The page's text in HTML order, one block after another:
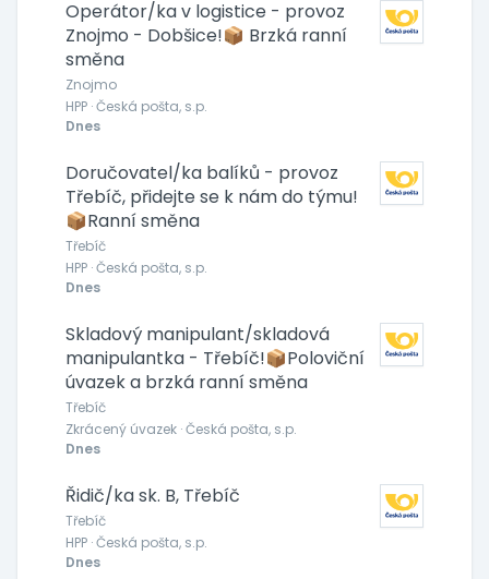
Operátor/ka v logistice - provoz
Znojmo - Dobšice!📦 Brzká ranní
směna
Znojmo
HPP · Česká pošta, s.p.
Dnes
Doručovatel/ka balíků - provoz
Třebíč, přidejte se k nám do týmu!
📦Ranní směna
Třebíč
HPP · Česká pošta, s.p.
Dnes
Skladový manipulant/skladová
manipulantka - Třebíč!📦Poloviční
úvazek a brzká ranní směna
Třebíč
Zkrácený úvazek · Česká pošta, s.p.
Dnes
Řidič/ka sk. B, Třebíč
Třebíč
HPP · Česká pošta, s.p.
Dnes